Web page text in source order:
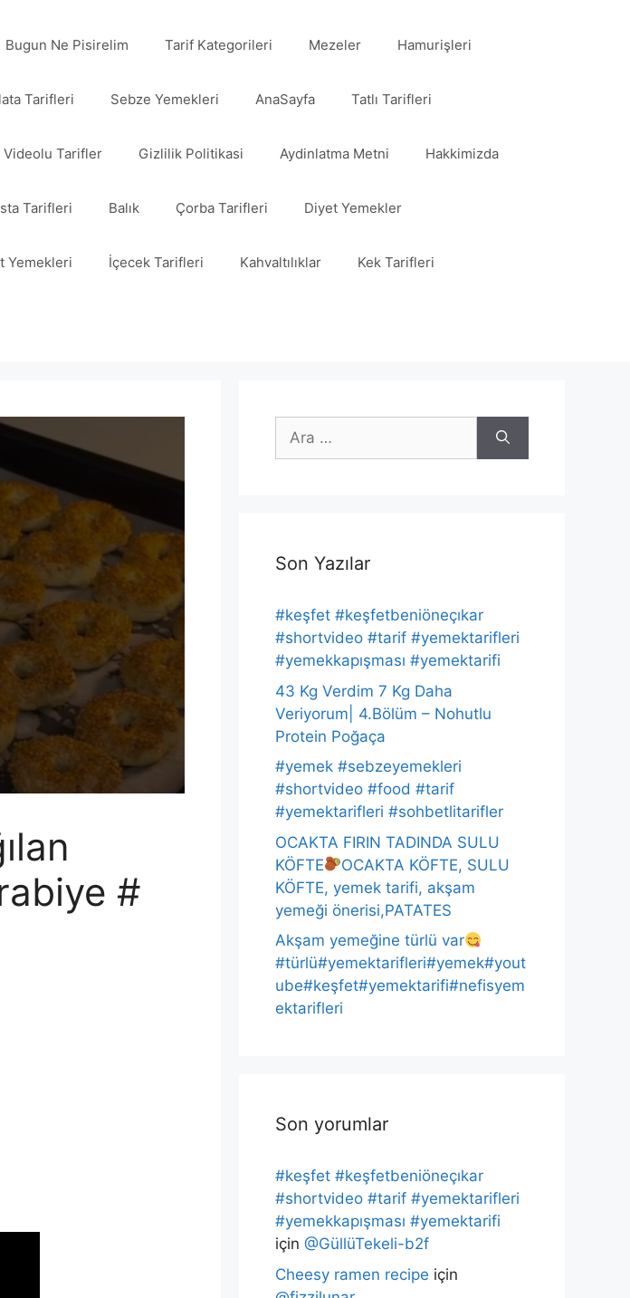
Bugun Ne Pisirelim Tarif Kategorileri Mezeler Hamurişleri
Tarifleri Sebze Yemekleri AnaSayfa Tatlı Tarifleri
Videolu Tarifler Gizlilik Politikasi Aydinlatma Metni Hakkimizda
Tarifleri Balık Çorba Tarifleri Diyet Yemekler
Yemekleri İçecek Tarifleri Kahvaltılıklar Kek Tarifleri
#
için
Son Yazılar
#keşfet #keşfetbeniöneçıkar
#shortvideo #tarif #yemektarifleri
#yemekkapışması #yemektarifi
43 Kg Verdim 7 Kg Daha
Veriyorum| 4.Bölüm – Nohutlu
Protein Poğaça
#yemek #sebzeyemekleri
#shortvideo #food #tarif
#yemektarifleri #sohbetlitarifler
OCAKTA FIRIN TADINDA SULU
KÖFTE
OCAKTA KÖFTE, SULU
KÖFTE, yemek tarifi, akşam
yemeği önerisi,PATATES
Akşam yemeğine türlü var
#türlü#yemektarifleri#yemek#yout
ube#keşfet#yemektarifi#nefisyem
ektarifleri
Son yorumlar
#keşfet #keşfetbeniöneçıkar
#shortvideo #tarif #yemektarifleri
#yemekkapışması #yemektarifi
için @GüllüTekeli-b2f
Cheesy ramen recipe için